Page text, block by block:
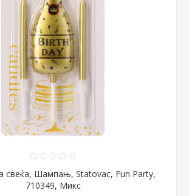
свеќа, Шампањ, Statovac, Fun Party,
710349, Микс